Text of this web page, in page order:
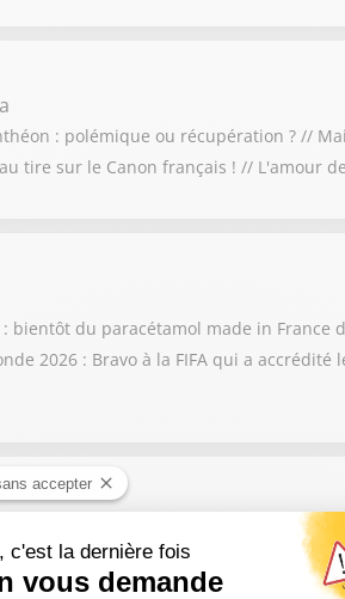
: polémique ou récupération ? //
tire sur le Canon français ! // L'amour
bientôt du paracétamol made in France
2026 : Bravo à la FIFA qui a
Bouglé
: qui sont les ennemis de
: le vivre ensemble, désormais une